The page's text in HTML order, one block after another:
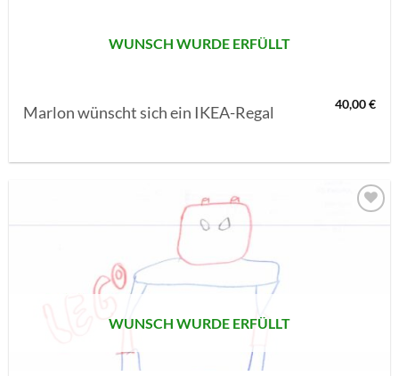
WUNSCH WURDE ERFÜLLT
Marlon wünscht sich ein IKEA-Regal 40,00€
WUNSCH WURDE ERFÜLLT